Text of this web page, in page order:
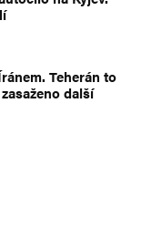
Teherán to
další